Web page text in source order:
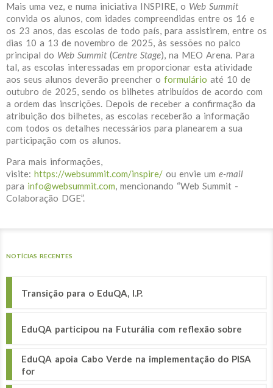
Mais uma vez, e numa iniciativa INSPIRE, o Web Summit
convida os alunos, com idades compreendidas entre os 16 e
os 23 anos, das escolas de todo país, para assistirem, entre os
dias 10 a 13 de novembro de 2025, às sessões no palco
principal do Web Summit (Centre Stage), na MEO Arena. Para
tal, as escolas interessadas em proporcionar esta atividade
aos seus alunos deverão preencher o formulário até 10 de
outubro de 2025, sendo os bilhetes atribuídos de acordo com
a ordem das inscrições. Depois de receber a confirmação da
atribuição dos bilhetes, as escolas receberão a informação
com todos os detalhes necessários para planearem a sua
participação com os alunos.
Para mais informações,
visite: https://websummit.com/inspire/ ou envie um e-mail
para info@websummit.com, mencionando “Web Summit -
Colaboração DGE”.
NOTÍCIAS RECENTES
Transição para o EduQA, I.P.
EduQA participou na Futurália com reflexão sobre
EduQA apoia Cabo Verde na implementação do PISA
for